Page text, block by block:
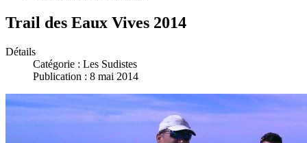
Trail des Eaux Vives 2014
Détails
Catégorie : Les Sudistes
Publication : 8 mai 2014